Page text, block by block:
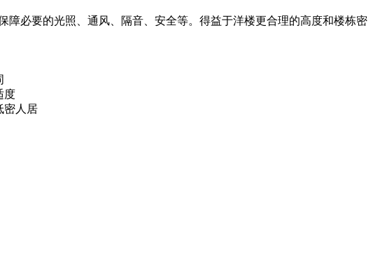
障必要的光照、通风、隔音、安全等。得益于洋楼更合理的高度和楼栋密
度
密人居